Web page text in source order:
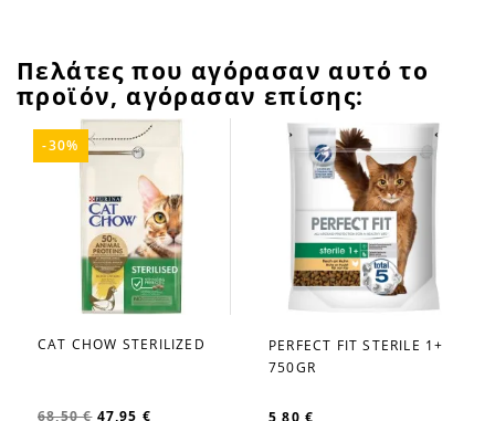
Πελάτες που αγόρασαν αυτό το
προϊόν, αγόρασαν επίσης:
favorite_border
CAT CHOW STERILIZED
68,50 € 47,95 €
-30%
favorite_border
PERFECT FIT STERILE 1+
750GR